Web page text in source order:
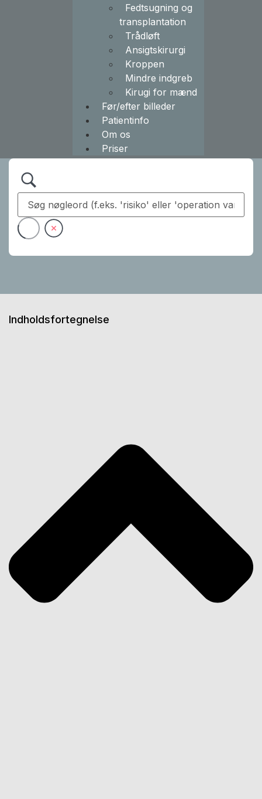
Fedtsugning og
transplantation
Trådløft
Ansigtskirurgi
Kroppen
Mindre indgreb
Kirugi for mænd
Før/efter billeder
Patientinfo
Om os
Priser
Indholdsfortegnelse